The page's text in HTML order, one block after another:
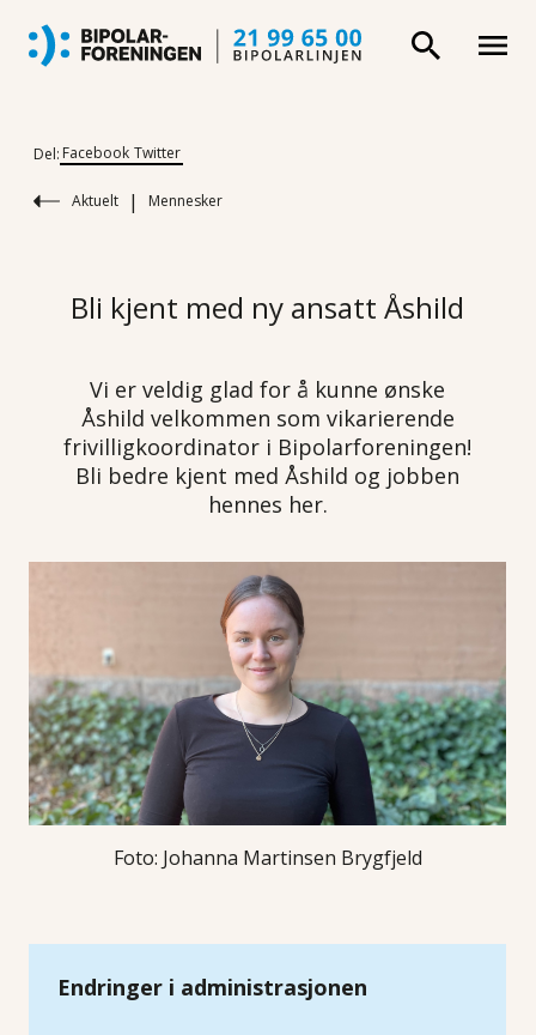
Del: Facebook Twitter
Aktuelt | Mennesker
Bli kjent med ny ansatt Åshild
Vi er veldig glad for å kunne ønske
Åshild velkommen som vikarierende
frivilligkoordinator i Bipolarforeningen!
Bli bedre kjent med Åshild og jobben
hennes her.
Foto: Johanna Martinsen Brygfjeld
Endringer i administrasjonen